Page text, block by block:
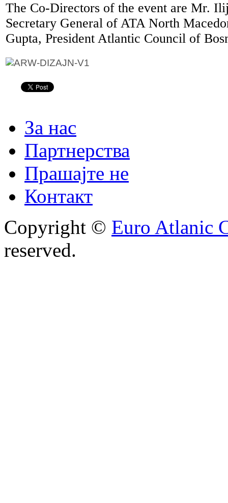
The Co-Directors of the event are Mr.
Secretary General of ATA North
Gupta, President Atlantic Council of
За нас
Партнерства
Прашајте не
Контакт
Copyright © Euro Atlanic
reserved.